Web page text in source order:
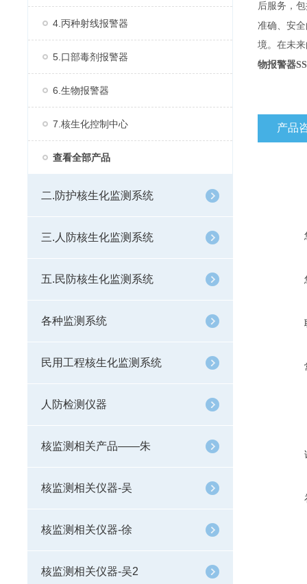
4.丙种射线报警器
5.口部毒剂报警器
6.生物报警器
7.核生化控制中心
查看全部产品
二.防护核生化监测系统
三.人防核生化监测系统
五.民防核生化监测系统
各种监测系统
民用工程核生化监测系统
人防检测仪器
核监测相关产品——朱
核监测相关仪器-吴
核监测相关仪器-徐
核监测相关仪器-吴2
后服务，
准确、安
境。在未
物报警器
产品